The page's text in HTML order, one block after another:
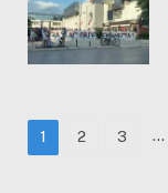
1 2 3 …